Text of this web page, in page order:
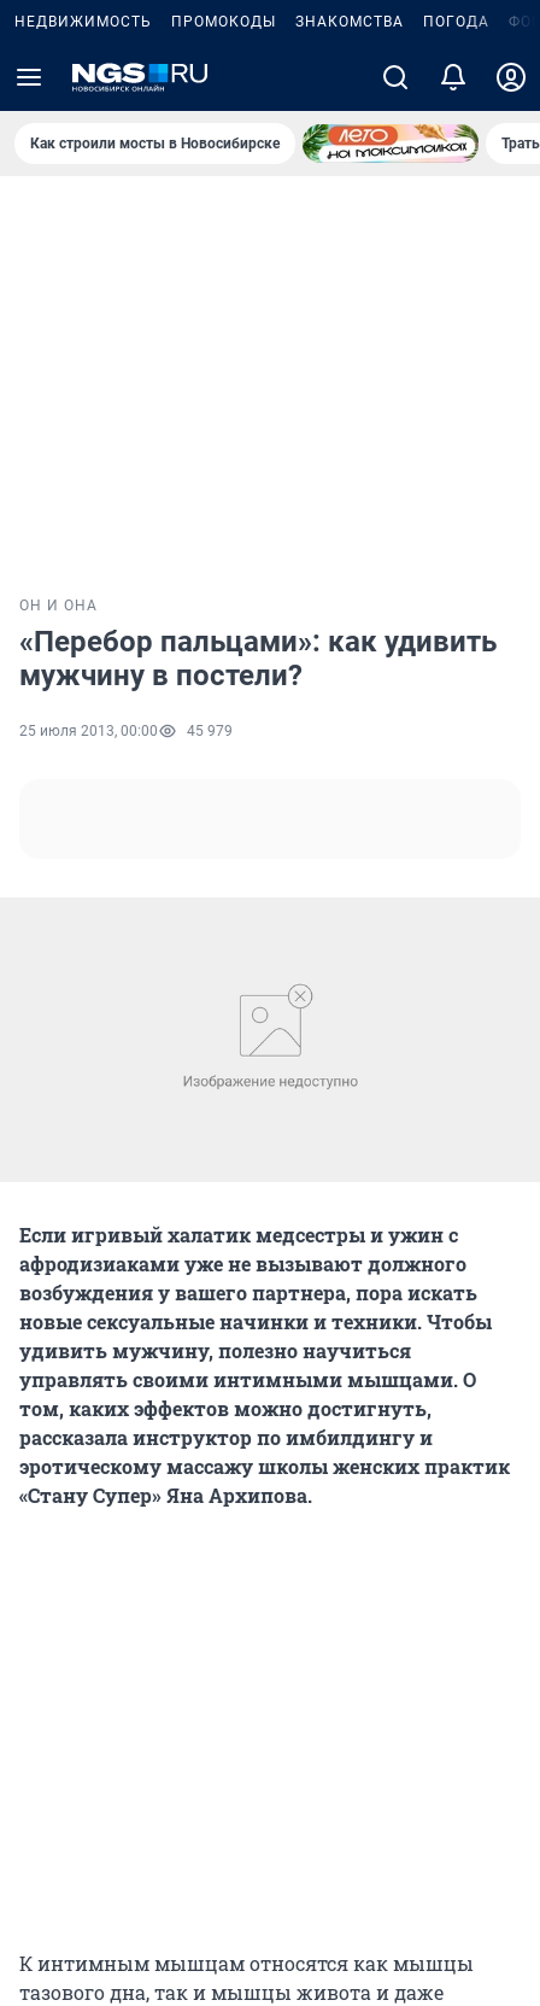
НЕДВИЖИМОСТЬ ПРОМОКОДЫ ЗНАКОМСТВА ПОГОДА
Как строили мосты в Новосибирске
ОН И ОНА
«Перебор пальцами»: как удивить
мужчину в постели?
25 июля 2013, 00:00 45 979
Если игривый халатик медсестры и ужин с
афродизиаками уже не вызывают должного
возбуждения у вашего партнера, пора искать
новые сексуальные начинки и техники. Чтобы
удивить мужчину, полезно научиться
управлять своими интимными мышцами. О
том, каких эффектов можно достигнуть,
рассказала инструктор по имбилдингу и
эротическому массажу школы женских практик
«Стану Супер» Яна Архипова.
К интимным мышцам относятся как мышцы
тазового дна, так и мышцы живота и даже